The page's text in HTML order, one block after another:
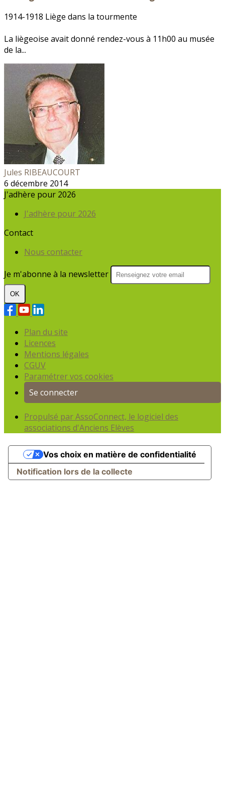
1914-1918 Liège dans la tourmente
La liègeoise avait donné rendez-vous à 11h00 au musée
de la...
Jules RIBEAUCOURT
6 décembre 2014
J'adhère pour 2026
J'adhère pour 2026
Contact
Nous contacter
Je m'abonne à la newsletter
OK
Plan du site
Licences
Mentions légales
CGUV
Paramétrer vos cookies
Se connecter
Propulsé par AssoConnect, le logiciel des
associations d'Anciens Elèves
Notification lors de la collecte
Vos choix en matière de confidentialité